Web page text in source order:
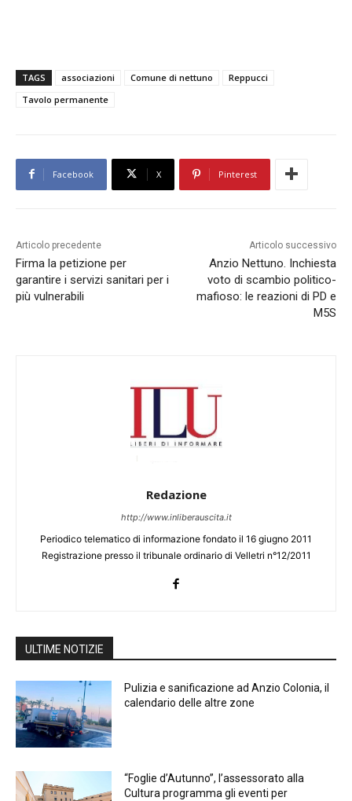
TAGS associazioni Comune di nettuno
Reppucci
Tavolo permanente
Facebook X Pinterest
Articolo precedente
Firma la petizione per
garantire i servizi sanitari per i
più vulnerabili
Articolo successivo
Anzio Nettuno. Inchiesta
voto di scambio politico-
mafioso: le reazioni di PD e
M5S
Redazione
http://www.inliberauscita.it
Periodico telematico di informazione fondato il 16 giugno 2011
Registrazione presso il tribunale ordinario di Velletri n°12/2011
ULTIME NOTIZIE
Pulizia e sanificazione ad Anzio Colonia, il
calendario delle altre zone
“Foglie d’Autunno”, l’assessorato alla
Cultura programma gli eventi per